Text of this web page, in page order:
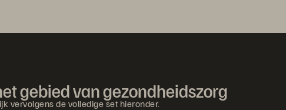
gebied van gezondheidszorg
vervolgens de volledige set hieronder.